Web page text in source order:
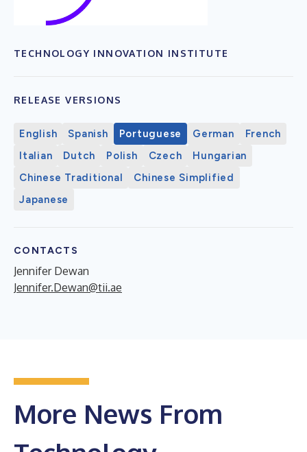
TECHNOLOGY INNOVATION INSTITUTE
RELEASE VERSIONS
English Spanish Portuguese German
French
Italian
Dutch Polish Czech
Hungarian
Chinese Traditional
Chinese Simplified
Japanese
CONTACTS
Jennifer Dewan
Jennifer.Dewan@tii.ae
More News From